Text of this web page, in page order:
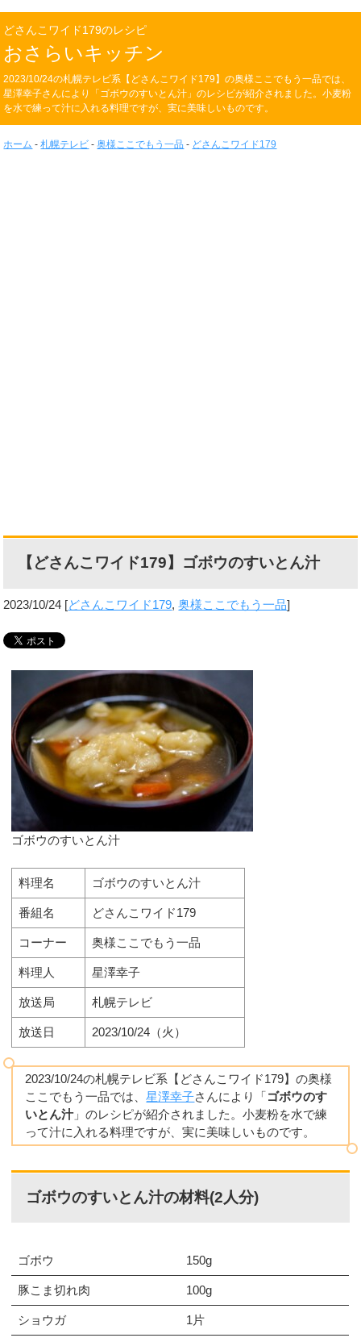
どさんこワイド179のレシピ
おさらいキッチン
2023/10/24の札幌テレビ系【どさんこワイド179】の奥様ここでもう一品では、
星澤幸子さんにより「ゴボウのすいとん汁」のレシピが紹介されました。小麦粉
を水で練って汁に入れる料理ですが、実に美味しいものです。
ホーム -札幌テレビ -奥様ここでもう一品 - どさんこワイド179
【どさんこワイド179】ゴボウのすいとん汁
2023/10/24 [どさんこワイド179,奥様ここでもう一品]
ゴボウのすいとん汁
料理名 ゴボウのすいとん汁
番組名 どさんこワイド179
コーナー 奥様ここでもう一品
料理人 星澤幸子
放送局 札幌テレビ
放送日 2023/10/24（火）
2023/10/24の札幌テレビ系【どさんこワイド179】の奥様
ここでもう一品では、星澤幸子さんにより「ゴボウのす
いとん汁」のレシピが紹介されました。小麦粉を水で練
って汁に入れる料理ですが、実に美味しいものです。
ゴボウのすいとん汁の材料(2人分)
ゴボウ 150g
豚こま切れ肉 100g
ショウガ 1片